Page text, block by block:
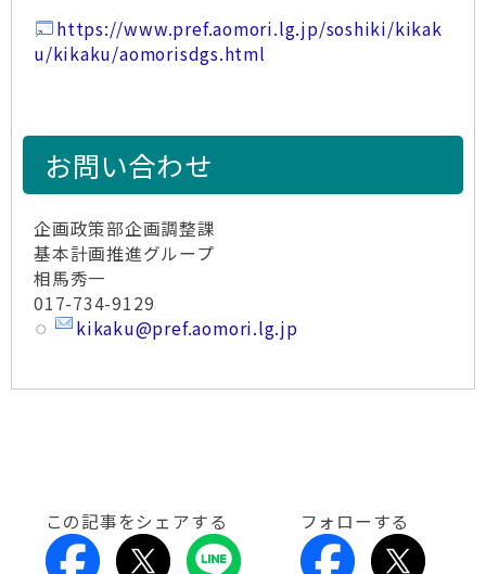
https://www.pref.aomori.lg.jp/soshiki/kikak
u/kikaku/aomorisdgs.html
お問い合わせ
企画政策部企画調整課
基本計画推進グループ
相馬秀一
017-734-9129
kikaku@pref.aomori.lg.jp
この記事をシェアする フォローする